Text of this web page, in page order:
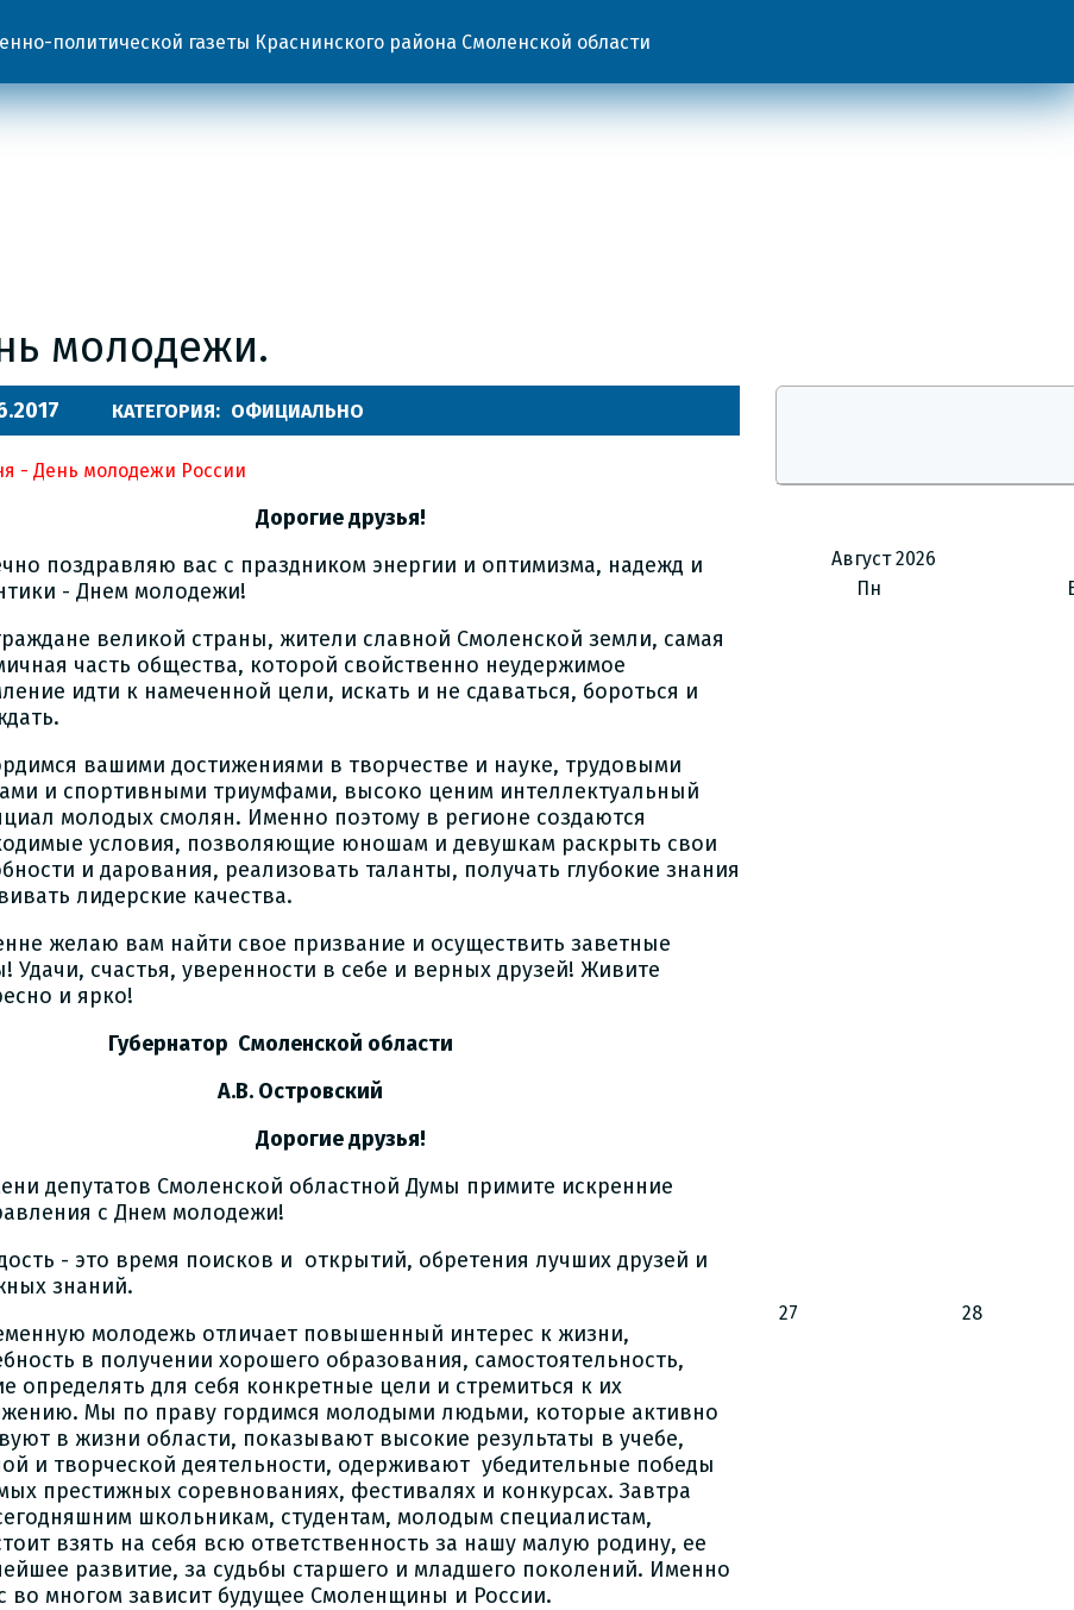
политической газеты Краснинского района Смоленской области
молодежи.
КАТЕГОРИЯ: ОФИЦИАЛЬНО
- День молодежи России
Дорогие друзья!
поздравляю вас с праздником энергии и оптимизма, надежд и
- Днем молодежи!
великой страны, жители славной Смоленской земли, самая
часть общества, которой свойственно неудержимое
идти к намеченной цели, искать и не сдаваться, бороться и
вашими достижениями в творчестве и науке, трудовыми
и спортивными триумфами, высоко ценим интеллектуальный
молодых смолян. Именно поэтому в регионе создаются
условия, позволяющие юношам и девушкам раскрыть свои
и дарования, реализовать таланты, получать глубокие знания
лидерские качества.
желаю вам найти свое призвание и осуществить заветные
Удачи, счастья, уверенности в себе и верных друзей! Живите
и ярко!
Смоленской области
Островский
Дорогие друзья!
депутатов Смоленской областной Думы примите искренние
с Днем молодежи!
- это время поисков и открытий, обретения лучших друзей и
знаний.
молодежь отличает повышенный интерес к жизни,
в получении хорошего образования, самостоятельность,
определять для себя конкретные цели и стремиться к их
Мы по праву гордимся молодыми людьми, которые активно
в жизни области, показывают высокие результаты в учебе,
и творческой деятельности, одерживают убедительные победы
престижных соревнованиях, фестивалях и конкурсах. Завтра
школьникам, студентам, молодым специалистам,
взять на себя всю ответственность за нашу малую родину, ее
развитие, за судьбы старшего и младшего поколений. Именно
во многом зависит будущее Смоленщины и России.
Август 2026
Пн
27 28